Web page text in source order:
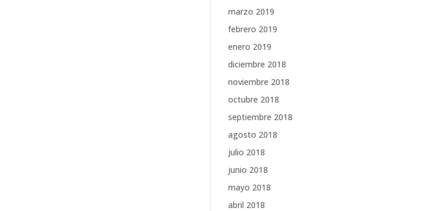
marzo 2019
febrero 2019
enero 2019
diciembre 2018
noviembre 2018
octubre 2018
septiembre 2018
agosto 2018
julio 2018
junio 2018
mayo 2018
abril 2018